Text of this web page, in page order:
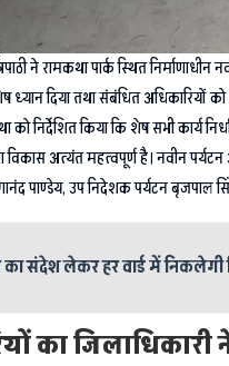
ने रामकथा पार्क स्थित
ध्यान दिया तथा संबंधित
को निर्देशित किया कि शेष सभी
विकास अत्यंत महत्वपूर्ण है। नवीन
पाण्डेय, उप निदेशक पर्यटन बृजपाल
का संदेश लेकर हर वार्ड में निकलेगी
का